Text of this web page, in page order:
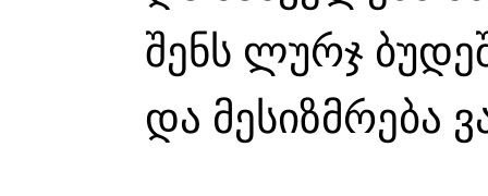
შენს ლურჯ
და მესიზმრება